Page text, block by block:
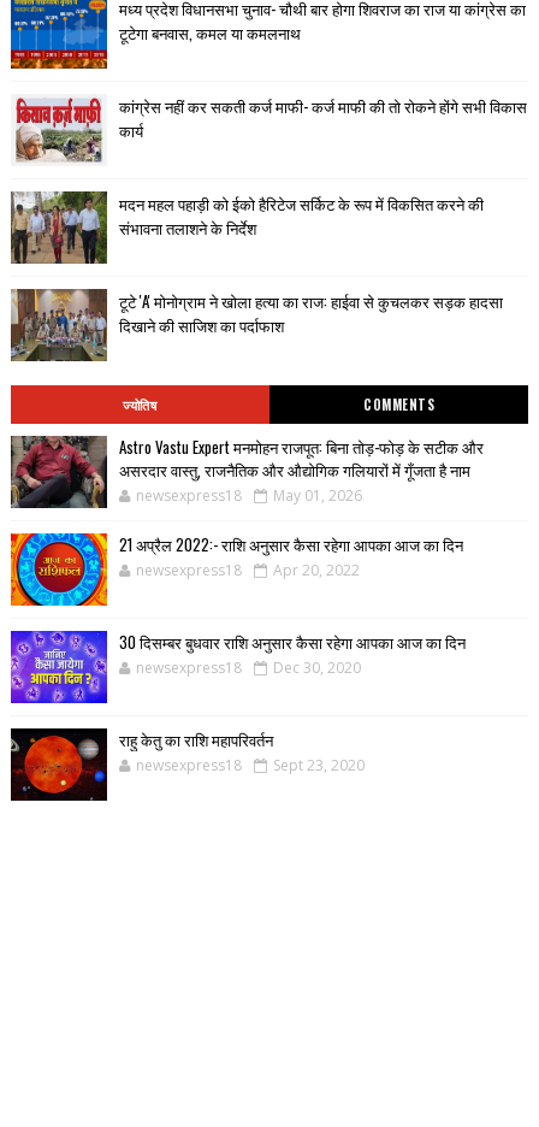
मध्य प्रदेश विधानसभा चुनाव- चौथी बार होगा शिवराज का राज या कांग्रेस का
टूटेगा बनवास, कमल या कमलनाथ
कांग्रेस नहीं कर सकती कर्ज माफी- कर्ज माफी की तो रोकने होंगे सभी विकास
कार्य
मदन महल पहाड़ी को ईको हैरिटेज सर्किट के रूप में विकसित करने की
संभावना तलाशने के निर्देश
टूटे 'A' मोनोग्राम ने खोला हत्या का राज: हाईवा से कुचलकर सड़क हादसा
दिखाने की साजिश का पर्दाफाश
ज्योतिष COMMENTS
Astro Vastu Expert मनमोहन राजपूत: बिना तोड़-फोड़ के सटीक और
असरदार वास्तु, राजनैतिक और औद्योगिक गलियारों में गूँजता है नाम
newsexpress18 May 01, 2026
21 अप्रैल 2022:- राशि अनुसार कैसा रहेगा आपका आज का दिन
newsexpress18 Apr 20, 2022
30 दिसम्बर बुधवार राशि अनुसार कैसा रहेगा आपका आज का दिन
newsexpress18 Dec 30, 2020
राहु केतु का राशि महापरिवर्तन
newsexpress18 Sept 23, 2020